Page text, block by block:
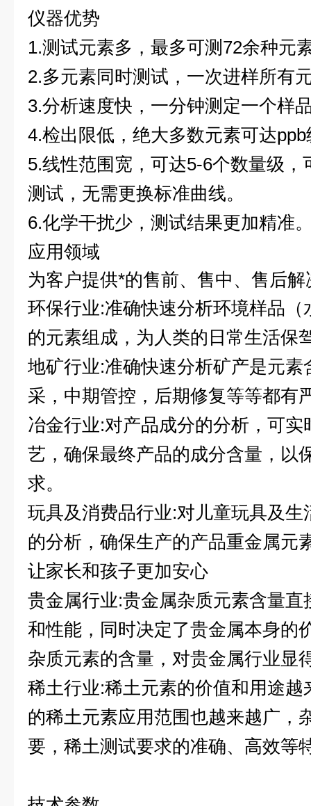
仪器优势
1.测试元素多，最多可测72余种元
2.多元素同时测试，一次进样所有
3.分析速度快，一分钟测定一个样
4.检出限低，绝大多数元素可达ppb
5.线性范围宽，可达5-6个数量级
测试，无需更换标准曲线。
6.化学干扰少，测试结果更加精准
应用领域
为客户提供*的售前、售中、售后解
环保行业:准确快速分析环境样品
的元素组成，为人类的日常生活保
地矿行业:准确快速分析矿产是元
采，中期管控，后期修复等等都有
冶金行业:对产品成分的分析，可
艺，确保最终产品的成分含量，以
求。
玩具及消费品行业:对儿童玩具及
的分析，确保生产的产品重金属元
让家长和孩子更加安心
贵金属行业:贵金属杂质元素含量
和性能，同时决定了贵金属本身的
杂质元素的含量，对贵金属行业显
稀土行业:稀土元素的价值和用途
的稀土元素应用范围也越来越广，
要，稀土测试要求的准确、高效等